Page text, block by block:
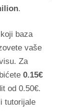
.
baza
vaše
Za
0.15€
od 0.50€.
tutorijale